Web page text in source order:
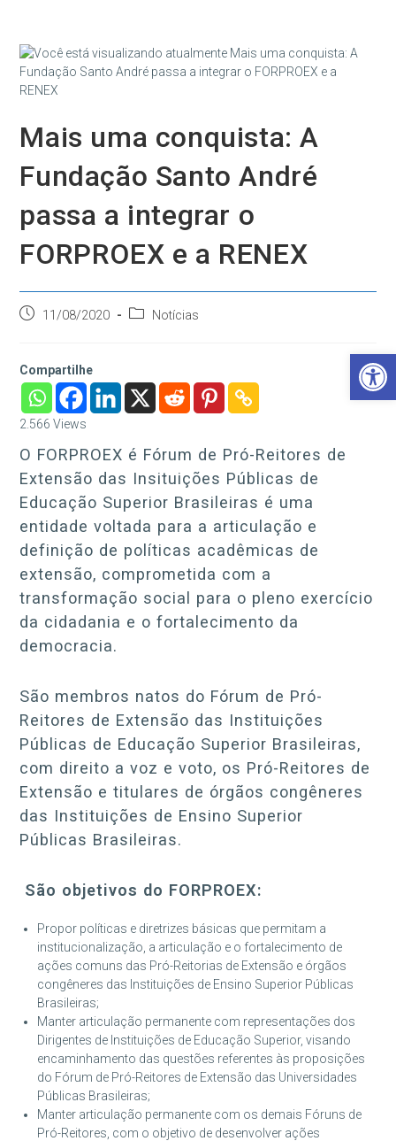
Barra de Ferramentas Aberta
conteúdo
Mais uma conquista: A
Fundação Santo André
passa a integrar o
FORPROEX e a RENEX
Post11/08/2020
Categoria
Notícias
Compartilhe
2.566 Views
O FORPROEX é Fórum de Pró-Reitores de
Extensão das Insituições Públicas de
Educação Superior Brasileiras é uma
entidade voltada para a articulação e
definição de políticas acadêmicas de
extensão, comprometida com a
transformação social para o pleno exercício
da cidadania e o fortalecimento da
democracia.
São membros natos do Fórum de Pró-
Reitores de Extensão das Instituições
Públicas de Educação Superior Brasileiras,
com direito a voz e voto, os Pró-Reitores de
Extensão e titulares de órgãos congêneres
das Instituições de Ensino Superior
Públicas Brasileiras.
São objetivos do FORPROEX:
Propor políticas e diretrizes básicas que permitam a
institucionalização, a articulação e o fortalecimento de
ações comuns das Pró-Reitorias de Extensão e órgãos
congêneres das Instituições de Ensino Superior Públicas
Brasileiras;
Manter articulação permanente com representações dos
Dirigentes de Instituições de Educação Superior, visando
encaminhamento das questões referentes às proposições
do Fórum de Pró-Reitores de Extensão das Universidades
Públicas Brasileiras;
Manter articulação permanente com os demais Fóruns de
Pró-Reitores, com o objetivo de desenvolver ações